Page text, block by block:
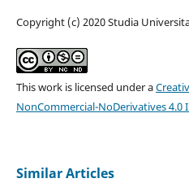
Copyright (c) 2020 Studia
This work is licensed under a
NonCommercial-NoDerivatives 4.0
Similar Articles